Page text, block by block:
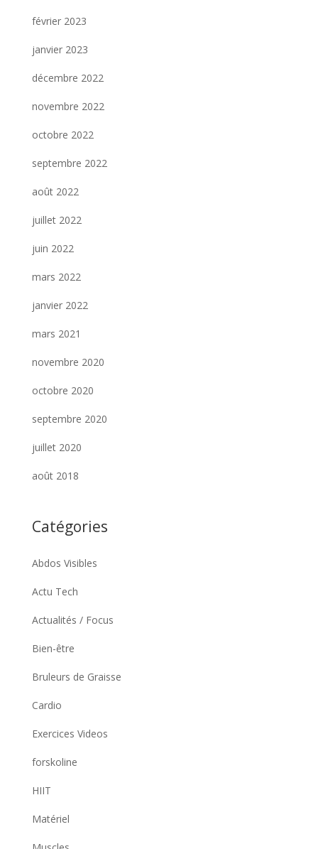
février 2023
janvier 2023
décembre 2022
novembre 2022
octobre 2022
septembre 2022
août 2022
juillet 2022
juin 2022
mars 2022
janvier 2022
mars 2021
novembre 2020
octobre 2020
septembre 2020
juillet 2020
août 2018
Catégories
Abdos Visibles
Actu Tech
Actualités / Focus
Bien-être
Bruleurs de Graisse
Cardio
Exercices Videos
forskoline
HIIT
Matériel